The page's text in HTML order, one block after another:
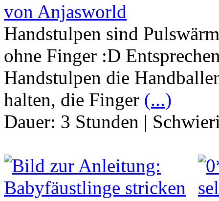
von Anjasworld
Handstulpen sind
ohne Finger :D
Handstulpen die
halten, die Finger (...)
Dauer: 3 Stunden |